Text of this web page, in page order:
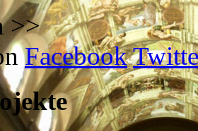
>>
Facebook